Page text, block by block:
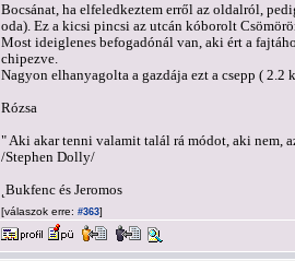
Bocsánat, ha elfeledkeztem erről az oldalról,
oda). Ez a kicsi pincsi az utcán kóborolt
Most ideiglenes befogadónál van, aki ért a
chipezve.
Nagyon elhanyagolta a gazdája ezt a csepp ( 2.2
Rózsa
" Aki akar tenni valamit talál rá módot, aki nem,
/Stephen Dolly/
˛Bukfenc és Jeromos
[válaszok erre: #363]